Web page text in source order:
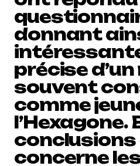
donnant
précise
souvent
comme
l’Hexagone.
conclusions
concerne